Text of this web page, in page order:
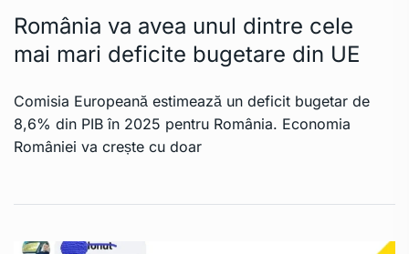
România va avea unul dintre cele
mai mari deficite bugetare din UE
Comisia Europeană estimează un deficit bugetar de
8,6% din PIB în 2025 pentru România. Economia
României va crește cu doar